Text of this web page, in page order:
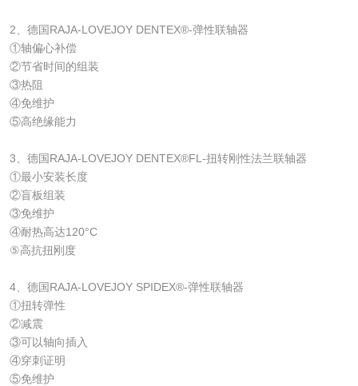
2、德国RAJA-LOVEJOY DENTEX®-弹性联轴器
①轴偏心补偿
②节省时间的组装
③热阻
④免维护
⑤高绝缘能力
3、德国RAJA-LOVEJOY DENTEX®FL-扭转刚性法兰联轴器
①最小安装长度
②盲板组装
③免维护
④耐热高达120°C
⑤高抗扭刚度
4、德国RAJA-LOVEJOY SPIDEX®-弹性联轴器
①扭转弹性
②减震
③可以轴向插入
④穿刺证明
⑤免维护